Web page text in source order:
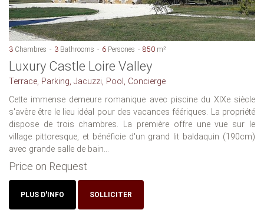
3 Chambres 3 Bathrooms 6 Persones 850 m²
Luxury Castle Loire Valley
Terrace, Parking, Jacuzzi, Pool, Concierge
Cette immense demeure romanique avec piscine du XIXe siècle
s'avère être le lieu idéal pour des vacances féériques. La propriété
dispose de trois chambres. La première offre une vue sur le
village pittoresque, et bénéficie d'un grand lit baldaquin (190cm)
avec grande salle de bain...
Price on Request
PLUS D'INFO SOLLICITER